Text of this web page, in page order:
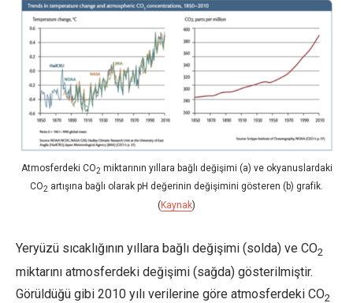
Atmosferdeki CO2 miktarının yıllara bağlı değişimi (a) ve okyanuslardaki
CO2 artışına bağlı olarak pH değerinin değişimini gösteren (b) grafik.
(Kaynak)
Yeryüzü sıcaklığının yıllara bağlı değişimi (solda) ve CO2
miktarını atmosferdeki değişimi (sağda) gösterilmiştir.
Görüldüğü gibi 2010 yılı verilerine göre atmosferdeki CO2